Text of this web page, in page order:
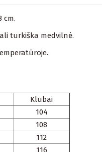
cm.
turkiška medvilnė.
Klubai
104
108
112
116